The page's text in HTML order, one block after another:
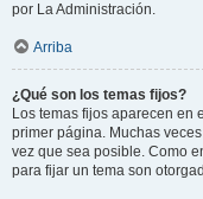
por La Administración.
Arriba
¿Qué son los temas fijos?
Los temas fijos aparecen en
primer página. Muchas
vez que sea posible. Como
para fijar un tema son